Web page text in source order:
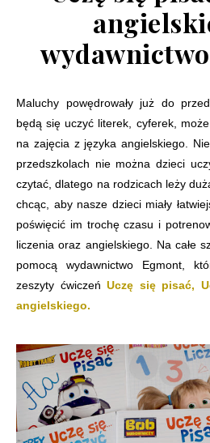
Maluchy powędrowały już do
będą się uczyć literek, cyferek,
na zajęcia z języka angielskiego.
przedszkolach nie można dzieci
czytać, dlatego na rodzicach leży
chcąc, aby nasze dzieci miały
poświęcić im trochę czasu i
liczenia oraz angielskiego. Na całe
pomocą wydawnictwo Egmont,
zeszyty ćwiczeń Uczę się pisać,
angielskiego.